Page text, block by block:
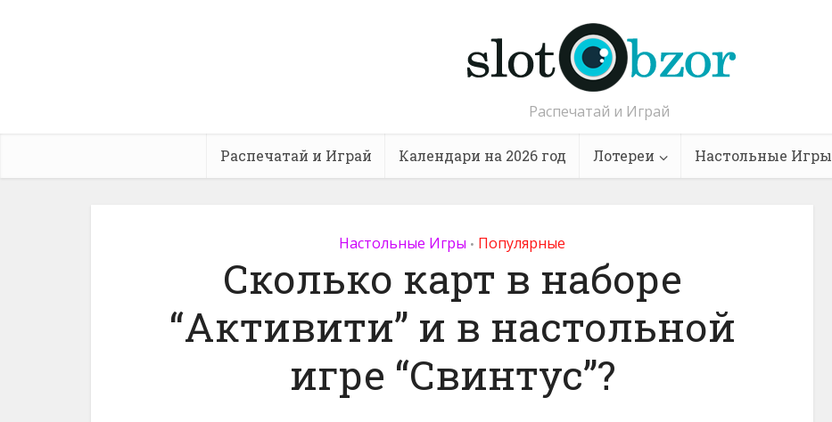
Распечатай и Играй
Распечатай и Играй Календари на 2026 год Лотереи Настольные Игры
Настольные Игры • Популярные
Сколько карт в наборе
“Активити” и в настольной
игре “Свинтус”?